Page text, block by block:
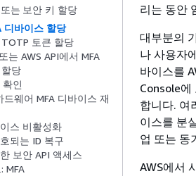
는 보안 키 할당
디바이스 할당
토큰 할당
는 AWS API에서 MFA
당
확인
드웨어 MFA 디바이스 재
스 비활성화
되는 ID 복구
보안 API 액세스
MFA
리는 동안
대부분의
나 사용자
바이스를
Console에
합니다. 여
이스를 분
업 또는 동
AWS에서